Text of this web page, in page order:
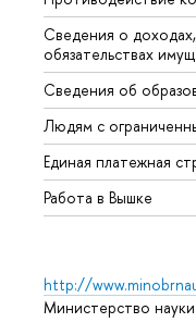
Сведения о
обязательствах
Сведения об
Людям с
Единая платежная
Работа в Вышке
http://
Министерство